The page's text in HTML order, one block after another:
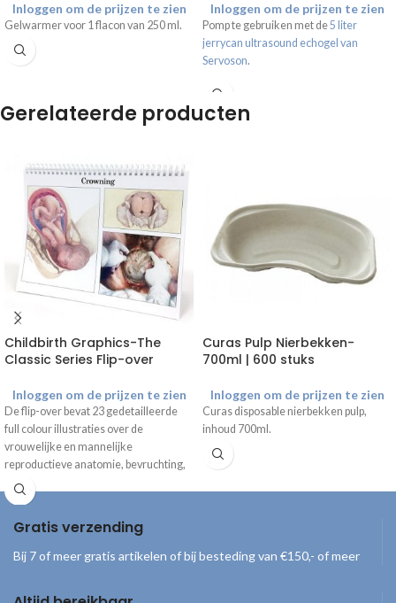
Inloggen om de prijzen te zien
Gelwarmer voor 1 flacon van 250 ml.
Inloggen om de prijzen te zien
Pomp te gebruiken met de5 liter
jerrycan ultrasound echogel van
Servoson.
Gerelateerde producten
Childbirth Graphics-The
Classic Series Flip-over
Inloggen om de prijzen te zien
De flip-over bevat 23 gedetailleerde
full colour illustraties over de
vrouwelijke en mannelijke
reproductieve anatomie, bevruchting,
ontwikkeling van de foetus,
veranderingen tijdens de
zwangerschap, geboorte en
verschijningsvormen van de baby. De
onderzijde kan zo worden gevouwen
Curas Pulp Nierbekken-
700ml | 600 stuks
Inloggen om de prijzen te zien
Curas disposable nierbekken pulp,
inhoud 700ml.
Gratis verzending
Bij 7 of meer gratis artikelen of bij besteding van €150,- of meer